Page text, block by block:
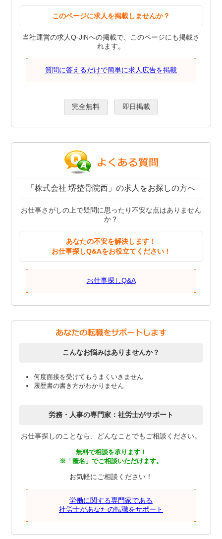
このページに求人を掲載しませんか？
当社運営の求人Q-JiNへの掲載で、このページにも掲載さ
れます。
質問に答えるだけで簡単に求人広告を掲載
完全無料 即日掲載
「株式会社 堺整骨院西」の求人をお探しの方へ
お仕事さがしの上で疑問に思ったり不安な点はありません
か？
あなたの不安を解決します！
お仕事探しQ&Aをお役立てください！
お仕事探しQ&A
こんなお悩みはありませんか？
何度面接を受けてもうまくいきません
履歴書の書き方がわかりません
労務・人事の専門家：社労士がサポート
お仕事探しのことなら、どんなことでもご相談ください。
無料で相談を承ります！
※「匿名」でご相談いただけます。
お気軽にご相談ください！
労働に関する専門家である
社労士があなたの転職をサポート